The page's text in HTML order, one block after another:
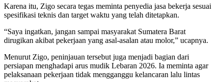
Karena itu, Zigo secara tegas meminta penyedia jasa bekerja sesuai
spesifikasi teknis dan target waktu yang telah ditetapkan.
“Saya ingatkan, jangan sampai masyarakat Sumatera Barat
dirugikan akibat pekerjaan yang asal-asalan atau molor,” ucapnya.
Menurut Zigo, peninjauan tersebut juga menjadi bagian dari
persiapan menghadapi arus mudik Lebaran 2026. Ia meminta agar
pelaksanaan pekerjaan tidak mengganggu kelancaran lalu lintas